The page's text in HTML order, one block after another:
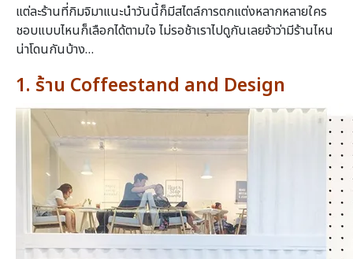
แต่ละร้านที่กิมจิมาแนะนำวันนี้ก็มีสไตล์การตกแต่งหลากหลายใคร
ชอบแบบไหนก็เลือกได้ตามใจ ไม่รอช้าเราไปดูกันเลยจ้าว่ามีร้านไหน
น่าโดนกันบ้าง…
1. ร้าน Coffeestand and Design